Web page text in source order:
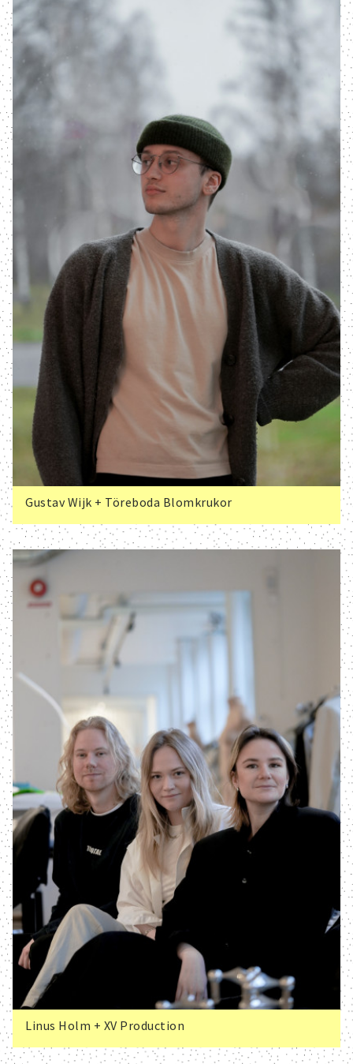
Gustav Wijk + Töreboda Blomkrukor
Linus Holm + XV Production